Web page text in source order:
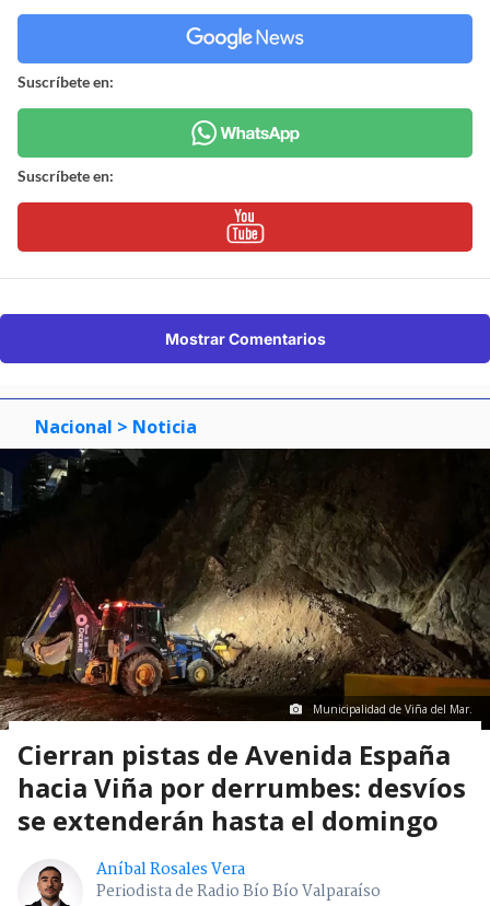
Suscríbete en:
Suscríbete en:
Mostrar Comentarios
Nacional > Noticia
Municipalidad de Viña del Mar.
Cierran pistas de Avenida España
hacia Viña por derrumbes: desvíos
se extenderán hasta el domingo
Aníbal Rosales Vera
Periodista de Radio Bío Bío Valparaíso